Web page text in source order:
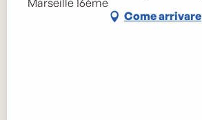
Come arrivare